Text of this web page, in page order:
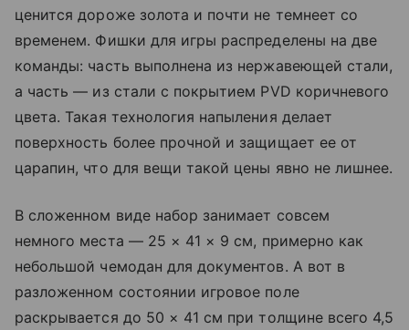
ценится дороже золота и почти не темнеет со
временем. Фишки для игры распределены на две
команды: часть выполнена из нержавеющей стали,
а часть — из стали с покрытием PVD коричневого
цвета. Такая технология напыления делает
поверхность более прочной и защищает ее от
царапин, что для вещи такой цены явно не лишнее.
В сложенном виде набор занимает совсем
немного места — 25 × 41 × 9 см, примерно как
небольшой чемодан для документов. А вот в
разложенном состоянии игровое поле
раскрывается до 50 × 41 см при толщине всего 4,5